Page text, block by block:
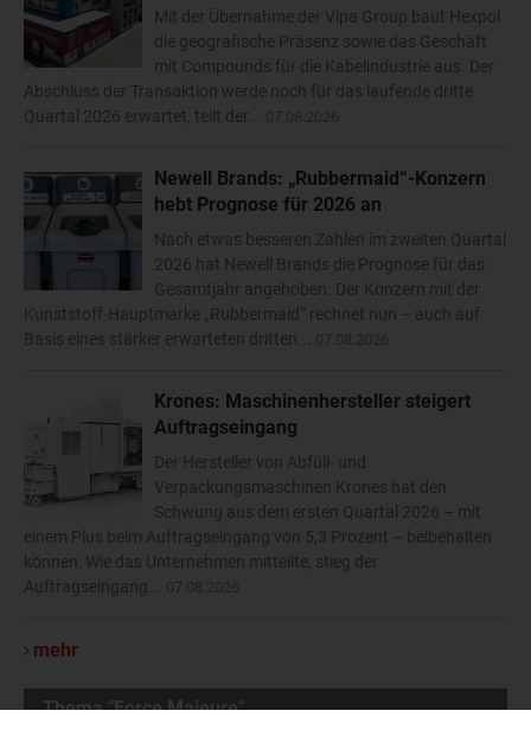
Mit der Übernahme der Vipa Group baut Hexpol
die geografische Präsenz sowie das Geschäft
mit Compounds für die Kabelindustrie aus. Der
Abschluss der Transaktion werde noch für das laufende dritte
Quartal 2026 erwartet, teilt der...
Newell Brands: „Rubbermaid“-Konzern
hebt Prognose für 2026 an
Nach etwas besseren Zahlen im zweiten Quartal
2026 hat Newell Brands die Prognose für das
Gesamtjahr angehoben. Der Konzern mit der
Kunststoff-Hauptmarke „Rubbermaid“ rechnet nun – auch auf
Basis eines stärker erwarteten dritten...
Krones: Maschinenhersteller steigert
Auftragseingang
Der Hersteller von Abfüll- und
Verpackungsmaschinen Krones hat den
Schwung aus dem ersten Quartal 2026 – mit
einem Plus beim Auftragseingang von 5,3 Prozent – beibehalten
können: Wie das Unternehmen mitteilte, stieg der
Auftragseingang...
mehr
Thema "Force Majeure"